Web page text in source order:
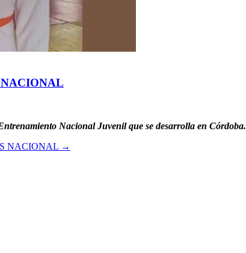
NACIONAL
Nacional Juvenil que se desarrolla en Córdoba.
NACIONAL →